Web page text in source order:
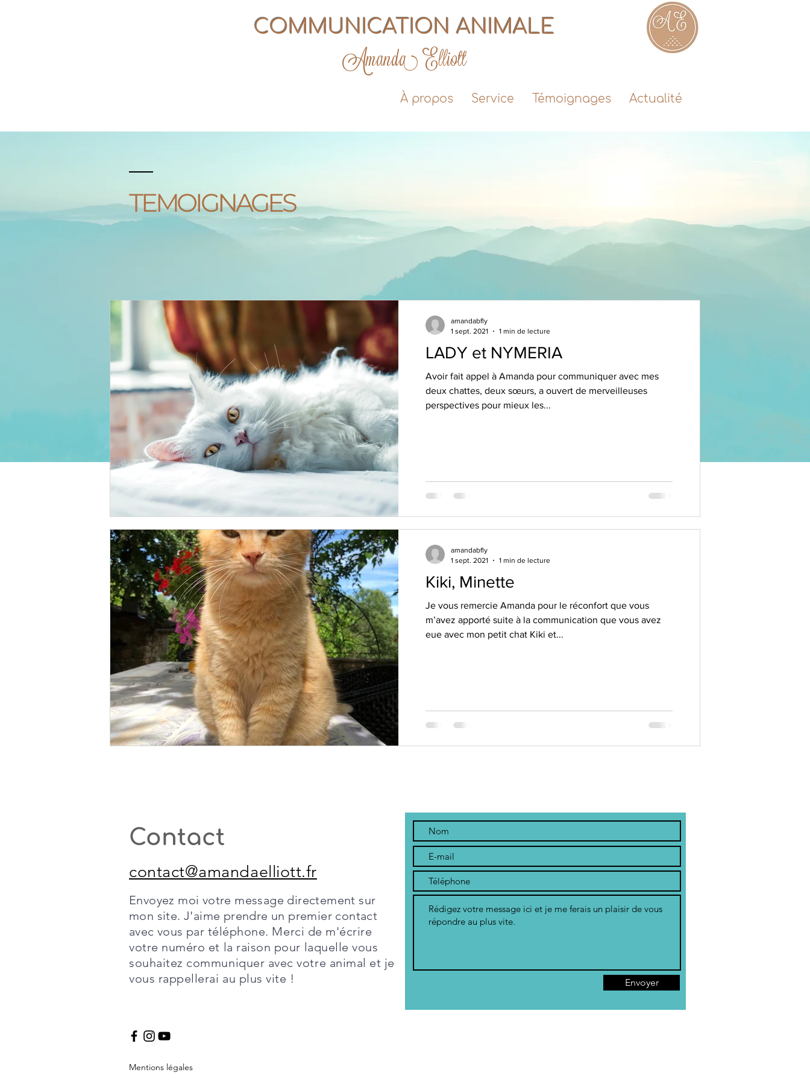
COMMUNICATION ANIMALE
Amanda Elliott
À propos Service Témoignages Actualité
TEMOIGNAGES
LADY et NYMERIA
Avoir fait appel à Amanda pour communiquer avec mes
deux chattes, deux sœurs, a ouvert de merveilleuses
perspectives pour mieux les...
amandabfly
1 sept. 2021
1 min de lecture
Kiki, Minette
Je vous remercie Amanda pour le réconfort que vous
m’avez apporté suite à la communication que vous avez
eue avec mon petit chat Kiki et...
amandabfly
1 sept. 2021
1 min de lecture
Contact
contact@amandaelliott.fr
Envoyez moi votre message directement sur
mon site. J'aime prendre un premier contact
avec vous par téléphone. Merci de m'écrire
votre numéro et la raison pour laquelle vous
souhaitez communiquer avec votre animal et je
vous rappellerai au plus vite !
Envoyer
Mentions légales